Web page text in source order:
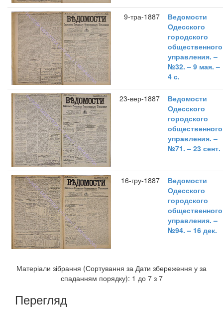
9-тра-1887
Ведомости
Одесского
городского
общественного
управления. –
№32. – 9 мая. –
4 с.
23-вер-1887
Ведомости
Одесского
городского
общественного
управления. –
№71. – 23 сент.
16-гру-1887
Ведомости
Одесского
городского
общественного
управления. –
№94. – 16 дек.
Матеріали зібрання (Сортування за Дати збереження у за
спаданням порядку): 1 до 7 з 7
Перегляд